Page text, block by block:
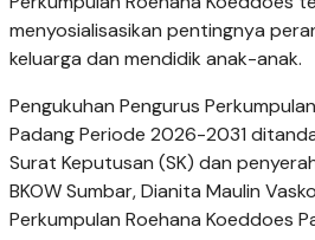
menyosialisasikan pentingnya
keluarga dan mendidik anak-anak.
Pengukuhan Pengurus
Padang Periode 2026-2031
Surat Keputusan (SK) dan
BKOW Sumbar, Dianita Maulin
Perkumpulan Roehana Koeddoes